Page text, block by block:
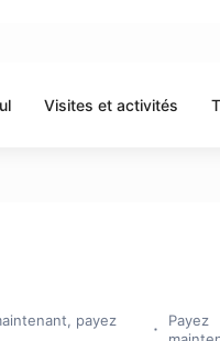
Visites et activités
payez
Payez